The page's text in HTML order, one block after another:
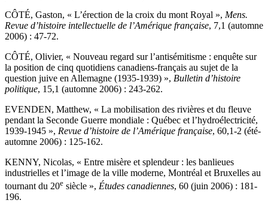
CÔTÉ, Gaston, « L’érection de la croix du mont Royal », Mens.
Revue d’histoire intellectuelle de l’Amérique française, 7,1 (automne
2006) : 47-72.
CÔTÉ, Olivier, « Nouveau regard sur l’antisémitisme : enquête sur
la position de cinq quotidiens canadiens-français au sujet de la
question juive en Allemagne (1935-1939) », Bulletin d’histoire
politique, 15,1 (automne 2006) : 243-262.
EVENDEN, Matthew, « La mobilisation des rivières et du fleuve
pendant la Seconde Guerre mondiale : Québec et l’hydroélectricité,
1939-1945 », Revue d’histoire de l’Amérique française, 60,1-2 (été-
automne 2006) : 125-162.
KENNY, Nicolas, « Entre misère et splendeur : les banlieues
industrielles et l’image de la ville moderne, Montréal et Bruxelles au
tournant du 20e siècle », Études canadiennes, 60 (juin 2006) : 181-
196.